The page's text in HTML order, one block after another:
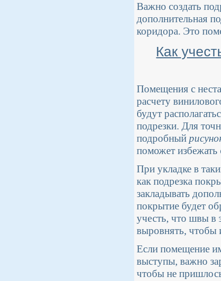
Важно создать
дополнительная
коридора. Это
Как
Помещения с
расчету
будут
подрезки. Для
подробный
поможет избежать
При укладке в
как подрезка
закладывать
покрытие будет
учесть, что швы в
выровнять, чтобы
Если помещение
выступы, важно
чтобы не